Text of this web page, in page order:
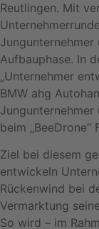
Reutlingen. Mit
Aufbauphase. In
„Unternehmer
BMW ahg
beim „BeeDrone“
Ziel bei diesem
entwickeln
Rückenwind bei
Vermarktung
So wird – im